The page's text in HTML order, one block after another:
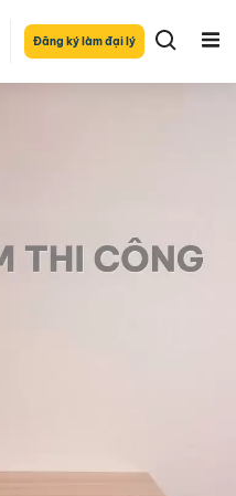
Đăng ký làm đại lý